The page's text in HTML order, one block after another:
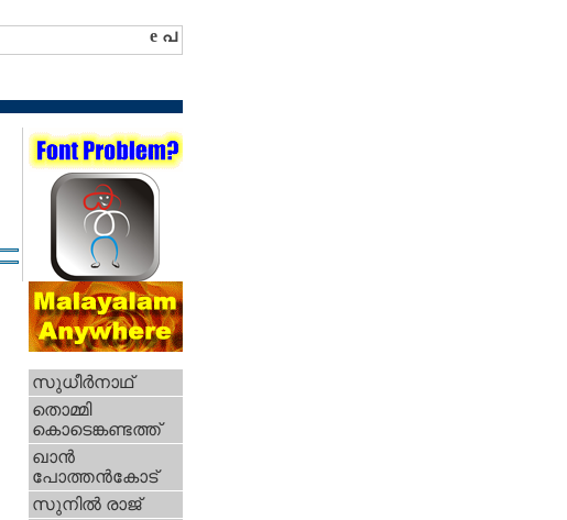
സുധീര്‍നാഥ്
തൊമ്മി
കൊടെങ്കണ്ടത്ത്
ഖാന്‍
പോത്തന്‍കോട്
സുനില്‍ രാജ്